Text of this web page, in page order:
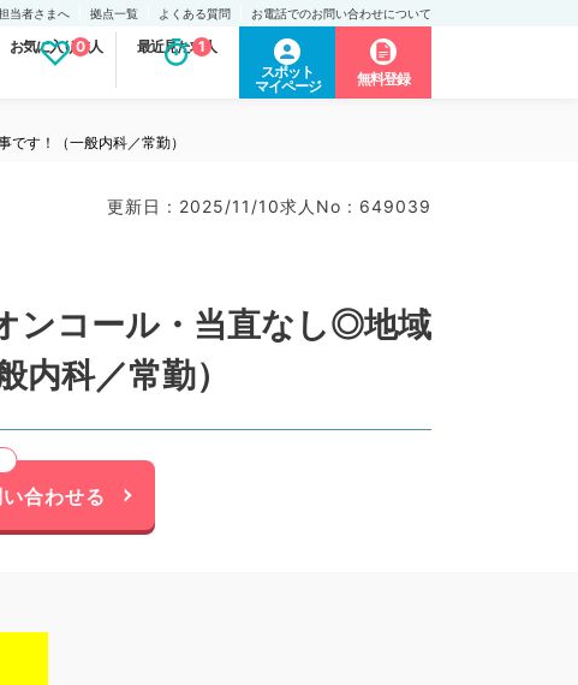
当者さまへ 拠点一覧 よくある質問 お電話でのお問い合わせについて
お気に入り求人
0 最近見た求人
1
スポット
マイページ
無料登録
す！（一般内科／常勤）
更新日 : 2025/11/10求人No : 649039
ンコール・当直なし◎地域
科／常勤）
合わせる